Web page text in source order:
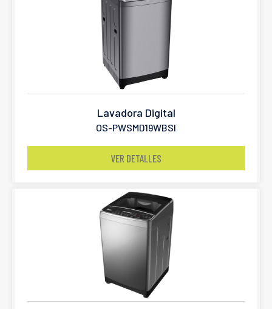
Lavadora Digital
OS-PWSMD19WBSI
VER DETALLES